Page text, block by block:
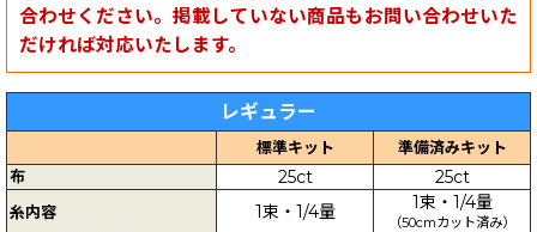
合わせください。掲載していない商品もお問い合わせいた
だければ対応いたします。
レギュラー
標準キット
準備済みキット
布
25ct 25ct
糸内容 1束・1/4量 1束・1/4量
（50cmカット済み）